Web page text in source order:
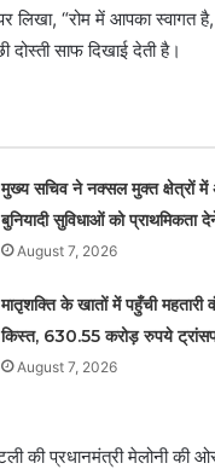
पर लिखा, “रोम में आपका स्वागत
दोस्ती साफ दिखाई देती है।
मुख्य सचिव ने नक्सल मुक्त क्षेत्रों
बुनियादी सुविधाओं को प्राथमिकता
August 7, 2026
मातृशक्ति के खातों में पहुँची
किस्त, 630.55 करोड़ रुपये
August 7, 2026
की प्रधानमंत्री मेलोनी की